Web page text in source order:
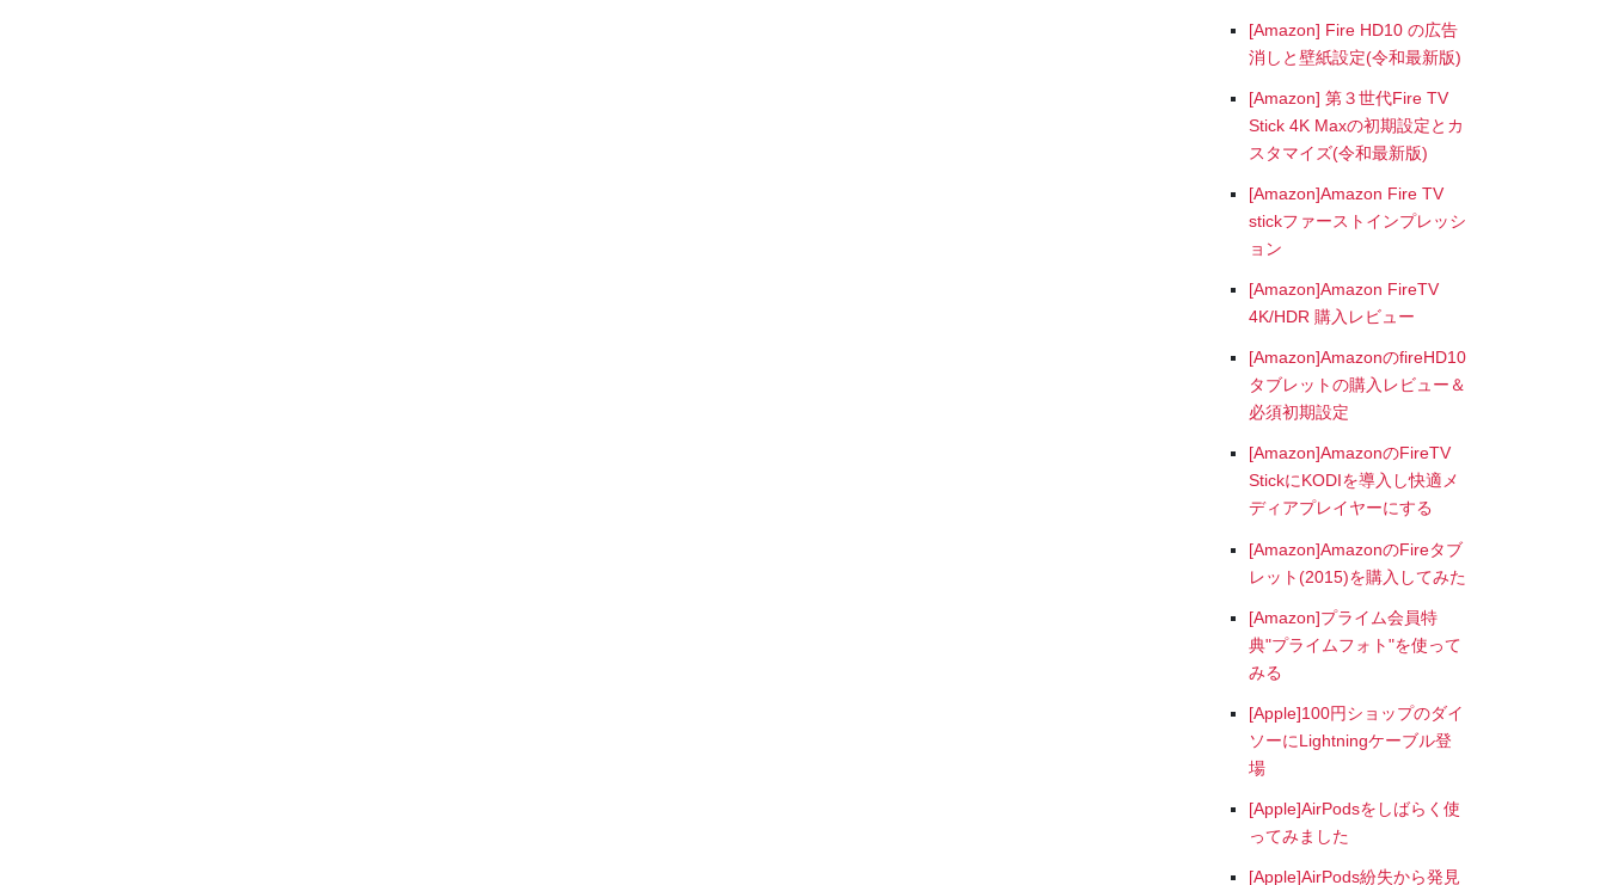
[Amazon] Fire HD10 の広告
消しと壁紙設定(令和最新版)
[Amazon] 第３世代Fire TV
Stick 4K Maxの初期設定とカ
スタマイズ(令和最新版)
[Amazon]Amazon Fire TV
stickファーストインプレッシ
ョン
[Amazon]Amazon FireTV
4K/HDR 購入レビュー
[Amazon]AmazonのfireHD10
タブレットの購入レビュー＆
必須初期設定
[Amazon]AmazonのFireTV
StickにKODIを導入し快適メ
ディアプレイヤーにする
[Amazon]AmazonのFireタブ
レット(2015)を購入してみた
[Amazon]プライム会員特
典"プライムフォト"を使って
みる
[Apple]100円ショップのダイ
ソーにLightningケーブル登
場
[Apple]AirPodsをしばらく使
ってみました
[Apple]AirPods紛失から発見